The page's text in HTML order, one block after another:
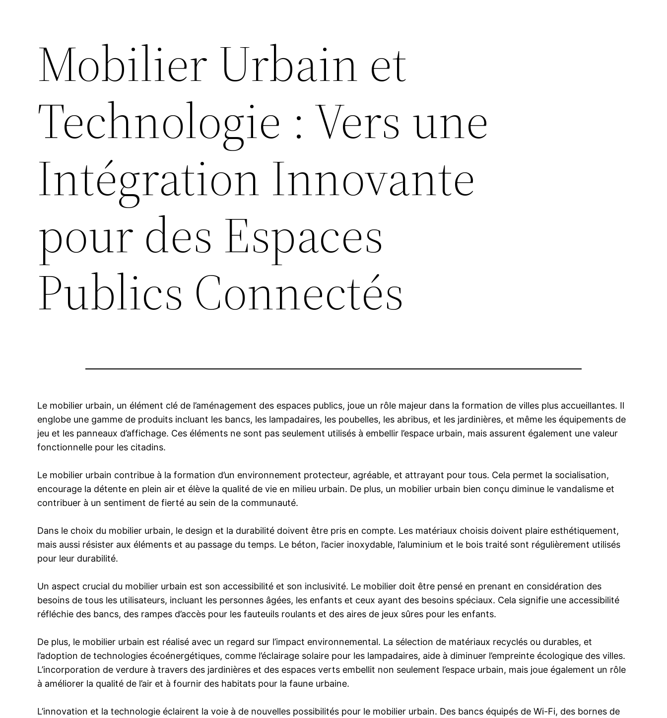
Mobilier Urbain et
Technologie : Vers une
Intégration Innovante
pour des Espaces
Publics Connectés
Le mobilier urbain, un élément clé de l’aménagement des espaces publics, joue un rôle majeur dans la formation de villes plus accueillantes. Il
englobe une gamme de produits incluant les bancs, les lampadaires, les poubelles, les abribus, et les jardinières, et même les équipements de
jeu et les panneaux d’affichage. Ces éléments ne sont pas seulement utilisés à embellir l’espace urbain, mais assurent également une valeur
fonctionnelle pour les citadins.
Le mobilier urbain contribue à la formation d’un environnement protecteur, agréable, et attrayant pour tous. Cela permet la socialisation,
encourage la détente en plein air et élève la qualité de vie en milieu urbain. De plus, un mobilier urbain bien conçu diminue le vandalisme et
contribuer à un sentiment de fierté au sein de la communauté.
Dans le choix du mobilier urbain, le design et la durabilité doivent être pris en compte. Les matériaux choisis doivent plaire esthétiquement,
mais aussi résister aux éléments et au passage du temps. Le béton, l’acier inoxydable, l’aluminium et le bois traité sont régulièrement utilisés
pour leur durabilité.
Un aspect crucial du mobilier urbain est son accessibilité et son inclusivité. Le mobilier doit être pensé en prenant en considération des
besoins de tous les utilisateurs, incluant les personnes âgées, les enfants et ceux ayant des besoins spéciaux. Cela signifie une accessibilité
réfléchie des bancs, des rampes d’accès pour les fauteuils roulants et des aires de jeux sûres pour les enfants.
De plus, le mobilier urbain est réalisé avec un regard sur l’impact environnemental. La sélection de matériaux recyclés ou durables, et
l’adoption de technologies écoénergétiques, comme l’éclairage solaire pour les lampadaires, aide à diminuer l’empreinte écologique des villes.
L’incorporation de verdure à travers des jardinières et des espaces verts embellit non seulement l’espace urbain, mais joue également un rôle
à améliorer la qualité de l’air et à fournir des habitats pour la faune urbaine.
L’innovation et la technologie éclairent la voie à de nouvelles possibilités pour le mobilier urbain. Des bancs équipés de Wi-Fi, des bornes de